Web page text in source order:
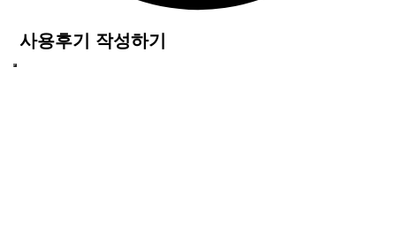
사용후기 작성하기